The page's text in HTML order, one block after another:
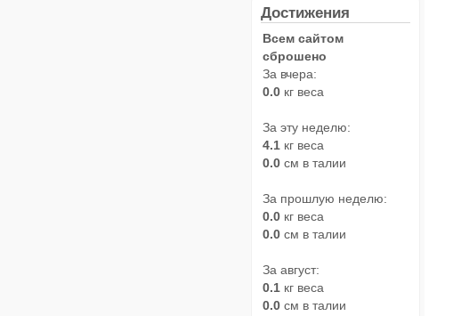
Достижения
Всем сайтом
сброшено
За вчера:
0.0 кг веса
За эту неделю:
4.1 кг веса
0.0 см в талии
За прошлую неделю:
0.0 кг веса
0.0 см в талии
За август:
0.1 кг веса
0.0 см в талии